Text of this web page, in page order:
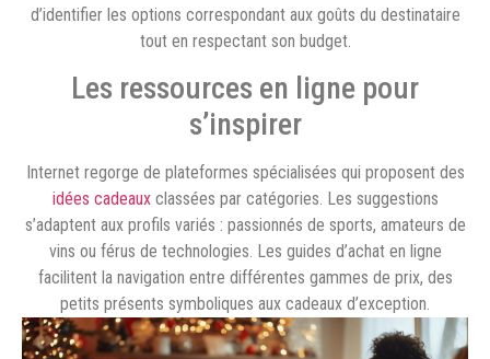
d’identifier les options correspondant aux goûts du destinataire
tout en respectant son budget.
Les ressources en ligne pour
s’inspirer
Internet regorge de plateformes spécialisées qui proposent des
idées cadeauxclassées par catégories. Les suggestions
s’adaptent aux profils variés : passionnés de sports, amateurs de
vins ou férus de technologies. Les guides d’achat en ligne
facilitent la navigation entre différentes gammes de prix, des
petits présents symboliques aux cadeaux d’exception.